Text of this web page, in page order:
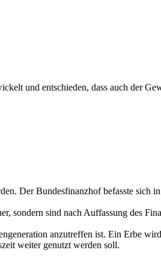
und entschieden, dass auch der
Der Bundesfinanzhof befasste sich
sondern sind nach Auffassung des
anzutreffen ist. Ein Erbe
weiter genutzt werden soll.